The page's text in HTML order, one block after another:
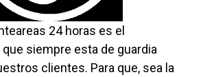
24 horas es el
siempre esta de guardia
clientes. Para que, sea la